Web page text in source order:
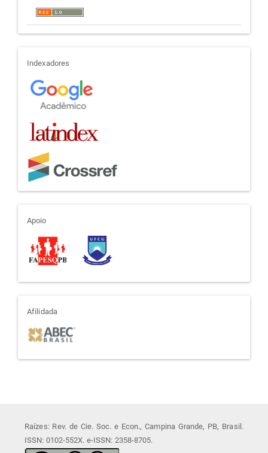
indexadores
Indexadores
apoio
Apoio
afiliada
Afilidada
Raízes: Rev. de Cie. Soc. e Econ., Campina Grande, PB, Brasil.
ISSN: 0102-552X. e-ISSN: 2358-8705.